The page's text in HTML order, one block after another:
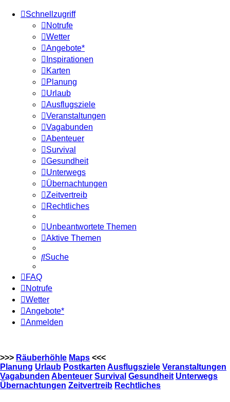
Schnellzugriff
Notrufe
Wetter
Angebote*
Inspirationen
Karten
Planung
Urlaub
Ausflugsziele
Veranstaltungen
Vagabunden
Abenteuer
Survival
Gesundheit
Unterwegs
Übernachtungen
Zeitvertreib
Rechtliches
Unbeantwortete Themen
Aktive Themen
Suche
FAQ
Notrufe
Wetter
Angebote*
Anmelden
>>> Räuberhöhle Maps <<<
Planung Urlaub Postkarten Ausflugsziele Veranstaltungen
Vagabunden Abenteuer Survival Gesundheit Unterwegs
Übernachtungen Zeitvertreib Rechtliches